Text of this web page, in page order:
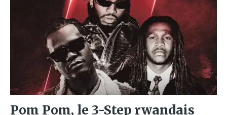
Pom Pom, le 3-Step rwandais